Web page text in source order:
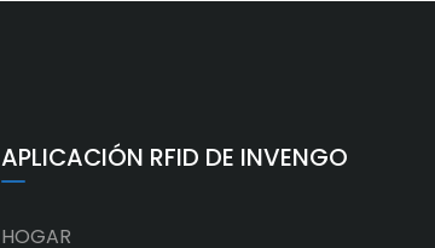
APLICACIÓN RFID DE INVENGO
HOGAR